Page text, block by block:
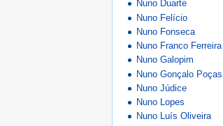
Nuno Duarte
Nuno Felício
Nuno Fonseca
Nuno Franco Ferreira
Nuno Galopim
Nuno Gonçalo Poças
Nuno Júdice
Nuno Lopes
Nuno Luís Oliveira